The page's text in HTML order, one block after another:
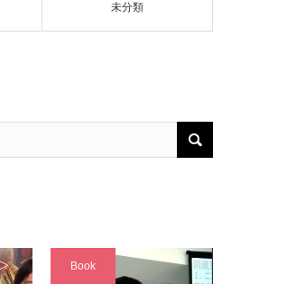
未分類
Book